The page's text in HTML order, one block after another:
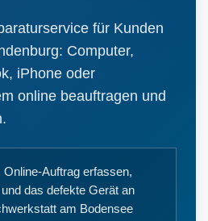
für Kunden
Computer,
iPhone oder
online beauftragen und
Online-Auftrag erfassen,
das defekte Gerät an
am Bodensee